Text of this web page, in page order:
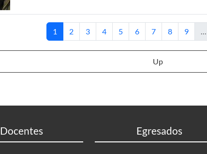
Current page
1 Page
2 Page
3 Page
4 Page
5 Page
6 Page
7 Page
8 Page
9 …
Up
Docentes Egresados